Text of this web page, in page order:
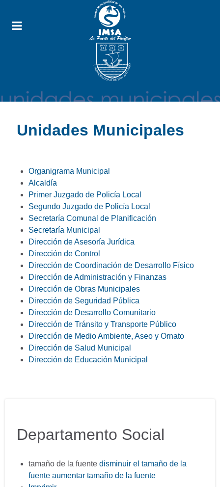
Unidades Municipales
Organigrama Municipal
Alcaldía
Primer Juzgado de Policía Local
Segundo Juzgado de Policía Local
Secretaría Comunal de Planificación
Secretaría Municipal
Dirección de Asesoría Jurídica
Dirección de Control
Dirección de Coordinación de Desarrollo Físico
Dirección de Administración y Finanzas
Dirección de Obras Municipales
Dirección de Seguridad Pública
Dirección de Desarrollo Comunitario
Dirección de Tránsito y Transporte Público
Dirección de Medio Ambiente, Aseo y Ornato
Dirección de Salud Municipal
Dirección de Educación Municipal
Departamento Social
tamaño de la fuente disminuir el tamaño de la
fuente aumentar tamaño de la fuente